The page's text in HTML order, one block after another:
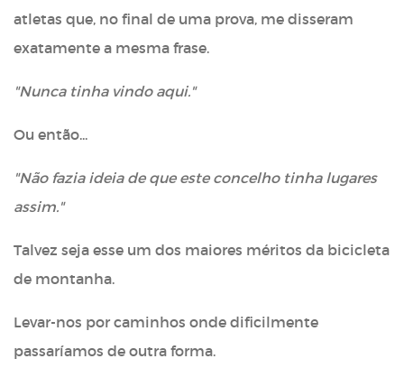
atletas que, no final de uma prova, me disseram
exatamente a mesma frase.
"Nunca tinha vindo aqui."
Ou então...
"Não fazia ideia de que este concelho tinha lugares
assim."
Talvez seja esse um dos maiores méritos da bicicleta
de montanha.
Levar-nos por caminhos onde dificilmente
passaríamos de outra forma.